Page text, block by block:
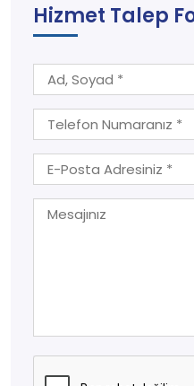
Hizmet Talep